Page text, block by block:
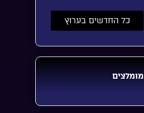
כל החדשים בערוץ
מומלצים